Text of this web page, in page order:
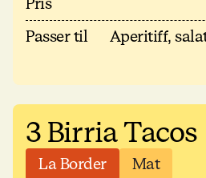
Passer til
Aperitiff,
3 Birria Tacos
La Border
Mat